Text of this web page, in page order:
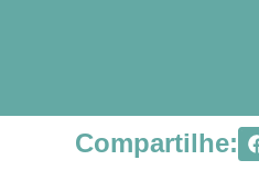
Compartilhe: